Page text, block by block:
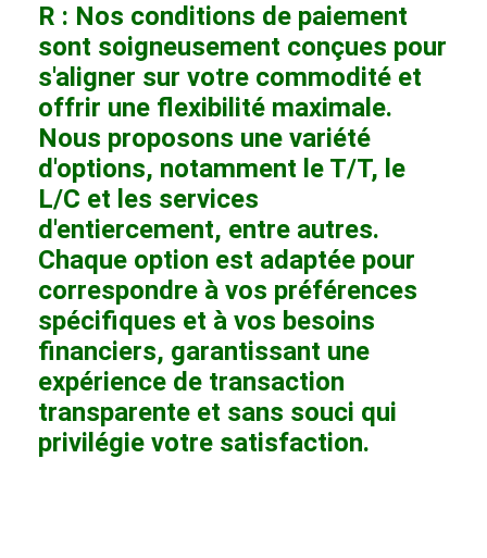
R : Nos conditions de paiement
sont soigneusement conçues pour
s'aligner sur votre commodité et
offrir une flexibilité maximale.
Nous proposons une variété
d'options, notamment le T/T, le
L/C et les services
d'entiercement, entre autres.
Chaque option est adaptée pour
correspondre à vos préférences
spécifiques et à vos besoins
financiers, garantissant une
expérience de transaction
transparente et sans souci qui
privilégie votre satisfaction.